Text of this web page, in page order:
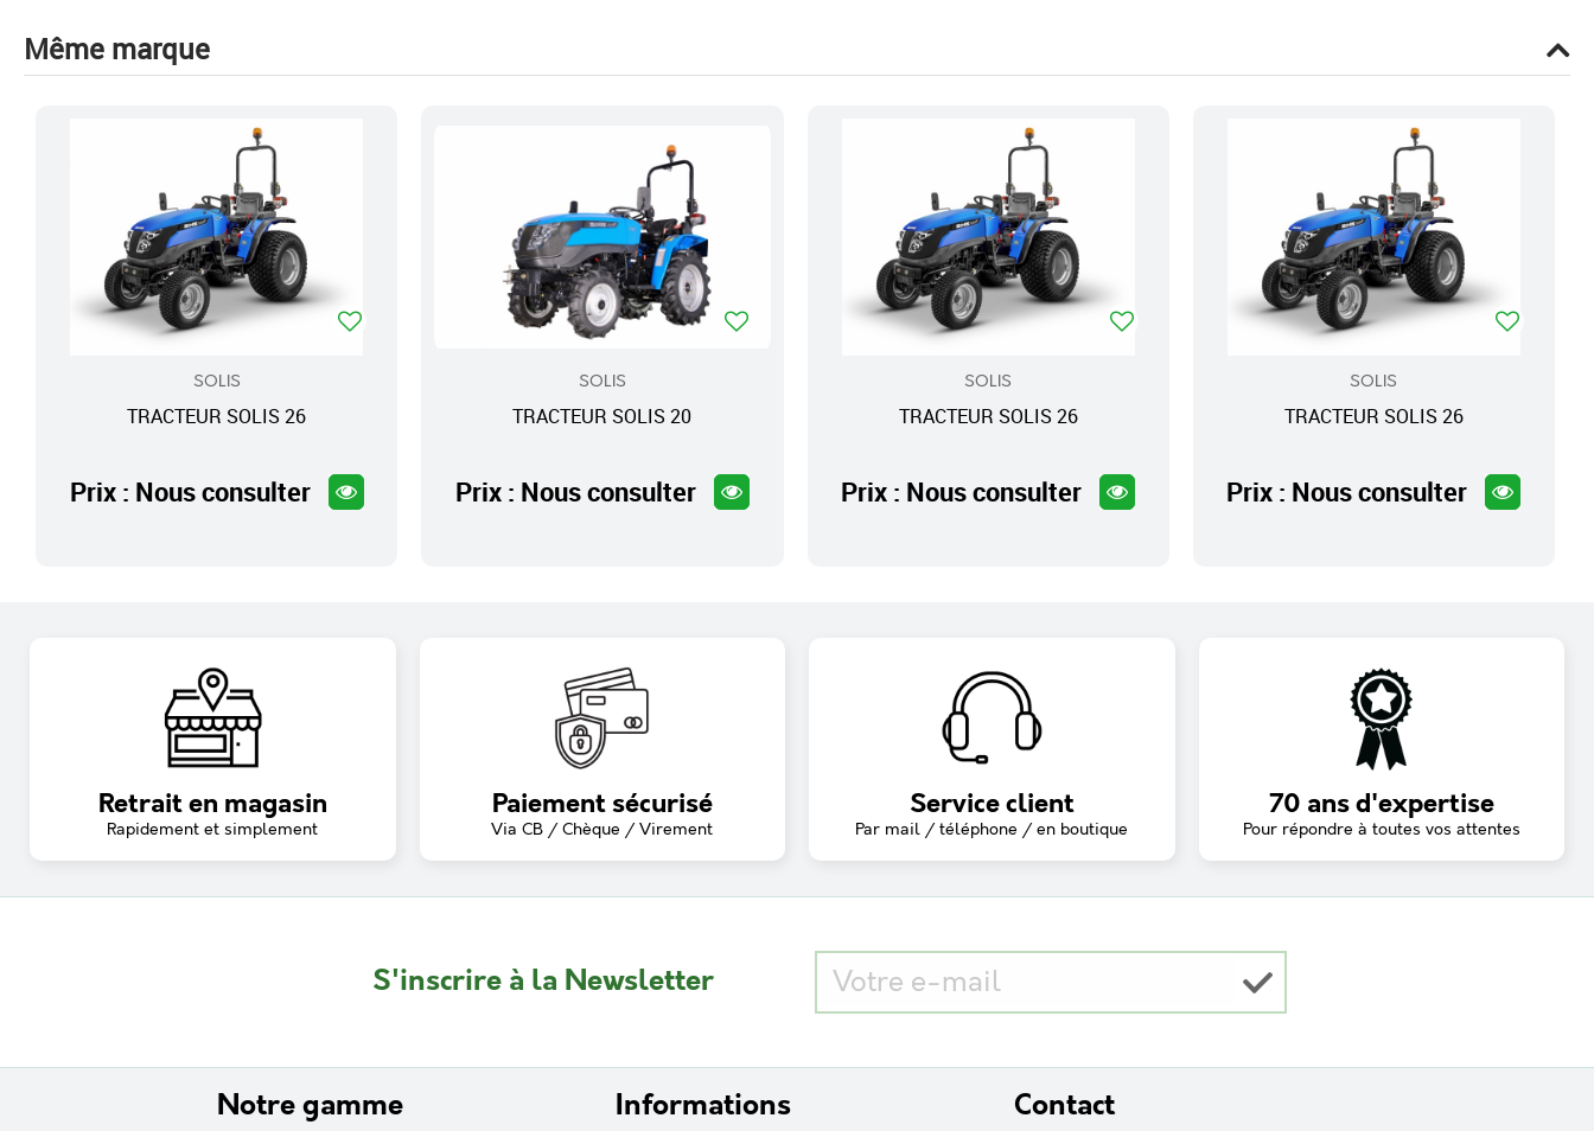
Même marque
SOLIS
TRACTEUR SOLIS 26
Prix : Nous consulter
SOLIS
TRACTEUR SOLIS 20
Prix : Nous consulter
SOLIS
TRACTEUR SOLIS 26
Prix : Nous consulter
SOLIS
TRACTEUR SOLIS 26
Prix : Nous consulter
Retrait en magasin
Rapidement et simplement
Paiement sécurisé
Via CB / Chèque / Virement
Service client
Par mail / téléphone / en boutique
70 ans d'expertise
Pour répondre à toutes vos attentes
S'inscrire à la Newsletter
Notre gamme Informations Contact